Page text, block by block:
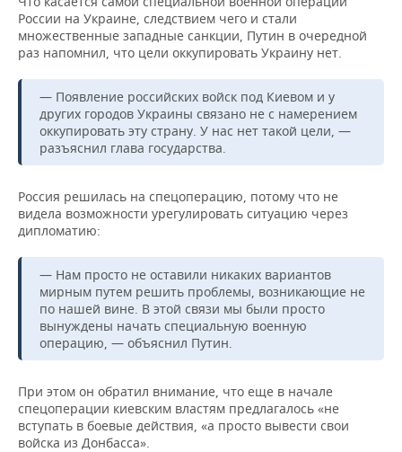
России на Украине, следствием чего и стали
множественные западные санкции, Путин в очередной
раз напомнил, что цели оккупировать Украину нет.
— Появление российских войск под Киевом и у
других городов Украины связано не с намерением
оккупировать эту страну. У нас нет такой цели, —
разъяснил глава государства.
Россия решилась на спецоперацию, потому что не
видела возможности урегулировать ситуацию через
дипломатию:
— Нам просто не оставили никаких вариантов
мирным путем решить проблемы, возникающие не
по нашей вине. В этой связи мы были просто
вынуждены начать специальную военную
операцию, — объяснил Путин.
При этом он обратил внимание, что еще в начале
спецоперации киевским властям предлагалось «не
вступать в боевые действия, «а просто вывести свои
войска из Донбасса».